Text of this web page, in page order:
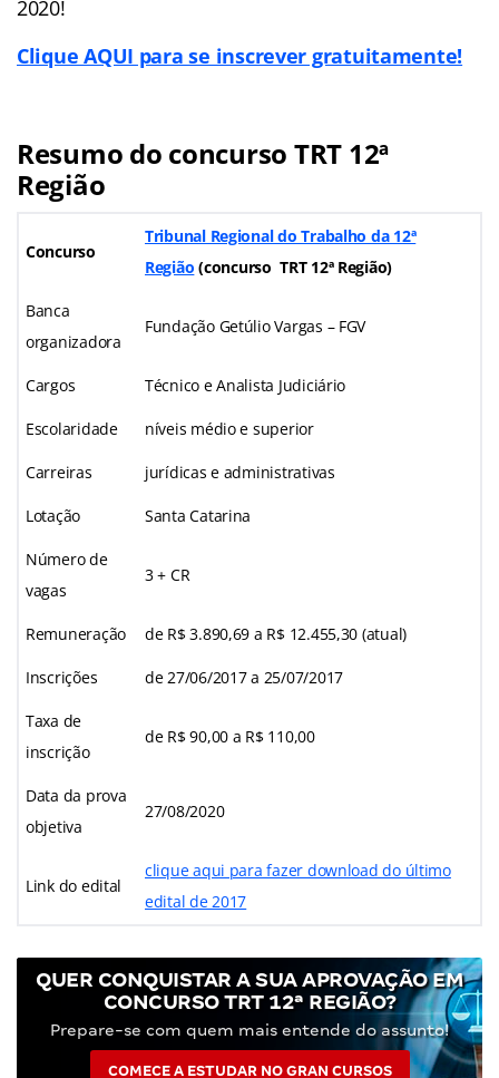
2020!
Clique AQUI para se inscrever gratuitamente!
Resumo do concurso TRT 12ª
Região
Concurso
Tribunal Regional do Trabalho da 12ª
Região (concurso TRT 12ª Região)
Banca
organizadora
Fundação Getúlio Vargas – FGV
Cargos Técnico e Analista Judiciário
Escolaridade níveis médio e superior
Carreiras jurídicas e administrativas
Lotação Santa Catarina
Número de
vagas
3 + CR
Remuneração de R$ 3.890,69 a R$ 12.455,30 (atual)
Inscrições de 27/06/2017 a 25/07/2017
Taxa de
inscrição
de R$ 90,00 a R$ 110,00
Data da prova
objetiva
27/08/2020
Link do edital
clique aqui para fazer download do último
edital de 2017
QUER CONQUISTAR A SUA APROVAÇÃO EM
CONCURSO TRT 12ª REGIÃO?
Prepare-se com quem mais entende do assunto!
COMECE A ESTUDAR NO GRAN CURSOS